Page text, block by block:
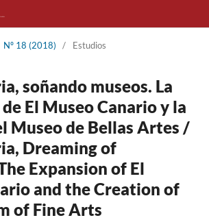
Nº 18 (2018) / Estudios
soñando museos. La
El Museo Canario y la
Museo de Bellas Artes /
Dreaming of
Expansion of El
and the Creation of
of Fine Arts